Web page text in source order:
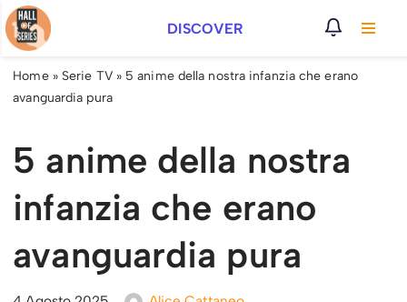
Vai
al
contenuto
DISCOVER
Home» Serie TV» 5 anime della nostra infanzia che erano
avanguardia pura
5 anime della nostra
infanzia che erano
avanguardia pura